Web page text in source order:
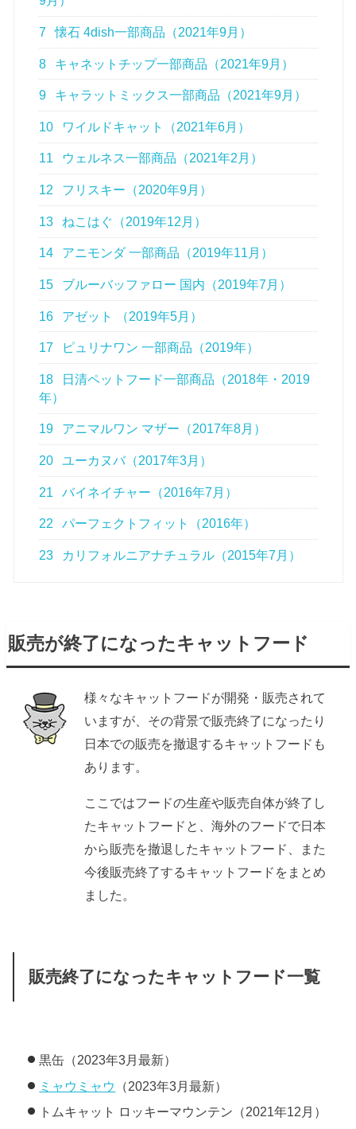
7 懐石 4dish一部商品（2021年9月）
8 キャネットチップ一部商品（2021年9月）
9 キャラットミックス一部商品（2021年9月）
10 ワイルドキャット（2021年6月）
11 ウェルネス一部商品（2021年2月）
12 フリスキー（2020年9月）
13 ねこはぐ（2019年12月）
14 アニモンダ 一部商品（2019年11月）
15 ブルーバッファロー 国内（2019年7月）
16 アゼット （2019年5月）
17 ピュリナワン 一部商品（2019年）
18
日清ペットフード一部商品（2018年・2019
年）
19 アニマルワン マザー（2017年8月）
20 ユーカヌバ（2017年3月）
21 バイネイチャー（2016年7月）
22 パーフェクトフィット（2016年）
23 カリフォルニアナチュラル（2015年7月）
販売が終了になったキャットフード
様々なキャットフードが開発・販売されて
いますが、その背景で販売終了になったり
日本での販売を撤退するキャットフードも
あります。
ここではフードの生産や販売自体が終了し
たキャットフードと、海外のフードで日本
から販売を撤退したキャットフード、また
今後販売終了するキャットフードをまとめ
ました。
販売終了になったキャットフード一覧
黒缶（2023年3月最新）
ミャウミャウ
（2023年3月最新）
トムキャット ロッキーマウンテン（2021年12月）